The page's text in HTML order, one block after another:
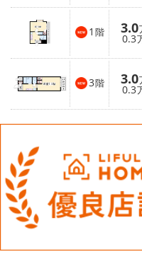
1 階 3.0
0.3
3階 3.0
0.3